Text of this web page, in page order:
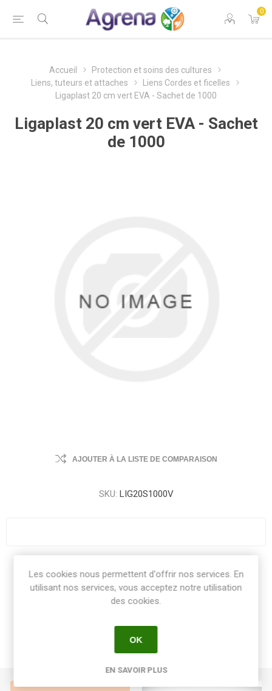
0
Accueil
Protection et soins des cultures
Liens, tuteurs et attaches
Liens Cordes et ficelles
Ligaplast 20 cm vert EVA - Sachet de 1000
Ligaplast 20 cm vert EVA - Sachet
de 1000
AJOUTER À LA LISTE DE COMPARAISON
SKU: LIG20S1000V
Share:
Les cookies nous permettent d'offrir nos services. En
utilisant nos services, vous acceptez notre utilisation
des cookies.
OK
EN SAVOIR PLUS